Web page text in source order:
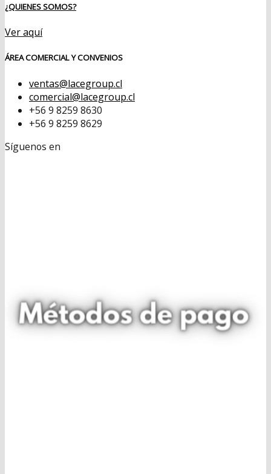
¿QUIENES SOMOS?
Ver aquí
ÁREA COMERCIAL Y CONVENIOS
ventas@lacegroup.cl
comercial@lacegroup.cl
+56 9 8259 8630
+56 9 8259 8629
Síguenos en